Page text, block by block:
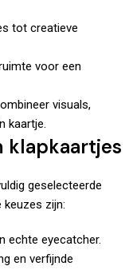
tot creatieve
voor een
visuals,
kaartje.
klapkaartjes
geselecteerde
keuzes zijn:
echte eyecatcher.
en verfijnde